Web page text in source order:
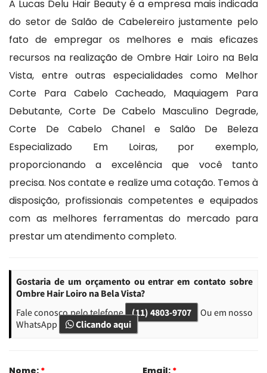
A Lucas Delu Hair Beauty é a empresa mais indicada
do setor de Salão de Cabelereiro justamente pelo
fato de empregar os melhores e mais eficazes
recursos na realização de Ombre Hair Loiro na Bela
Vista, entre outras especialidades como Melhor
Corte Para Cabelo Cacheado, Maquiagem Para
Debutante, Corte De Cabelo Masculino Degrade,
Corte De Cabelo Chanel e Salão De Beleza
Especializado Em Loiras, por exemplo,
proporcionando a excelência que você tanto
precisa. Nos contate e realize uma cotação. Temos à
disposição, profissionais competentes e equipados
com as melhores ferramentas do mercado para
prestar um atendimento completo.
Gostaria de um orçamento ou entrar em contato sobre
Ombre Hair Loiro na Bela Vista?
Fale conosco pelo telefone (11) 4803-9707
Ou em nosso
WhatsApp
Clicando aqui
Nome: * Email: *